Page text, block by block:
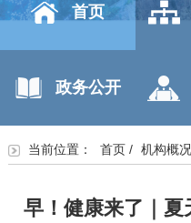
首页
政务公开
当前位置： 首页/ 机构概况
早！健康来了｜